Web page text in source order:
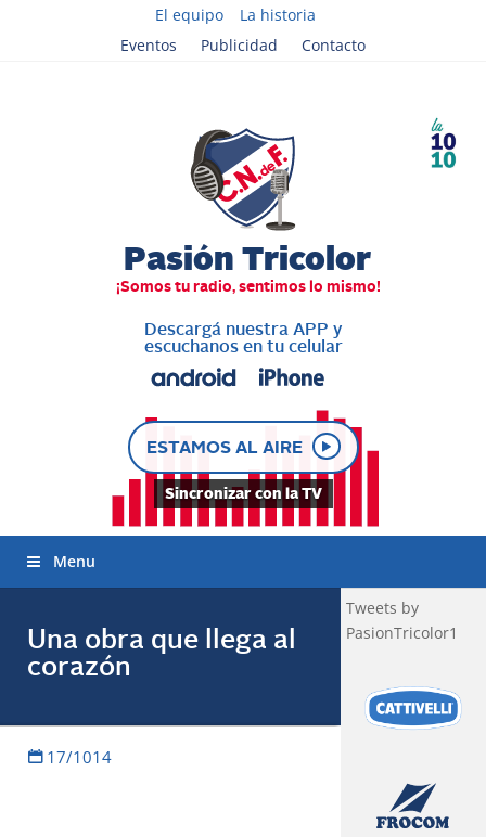
El equipo
La historia
Eventos
Publicidad Contacto
Descargá nuestra APP y
escuchanos en tu celular
ESTAMOS AL AIRE
Sincronizar con la TV
Menu
Una obra que llega al
corazón
17/1014
Tweets by
PasionTricolor1